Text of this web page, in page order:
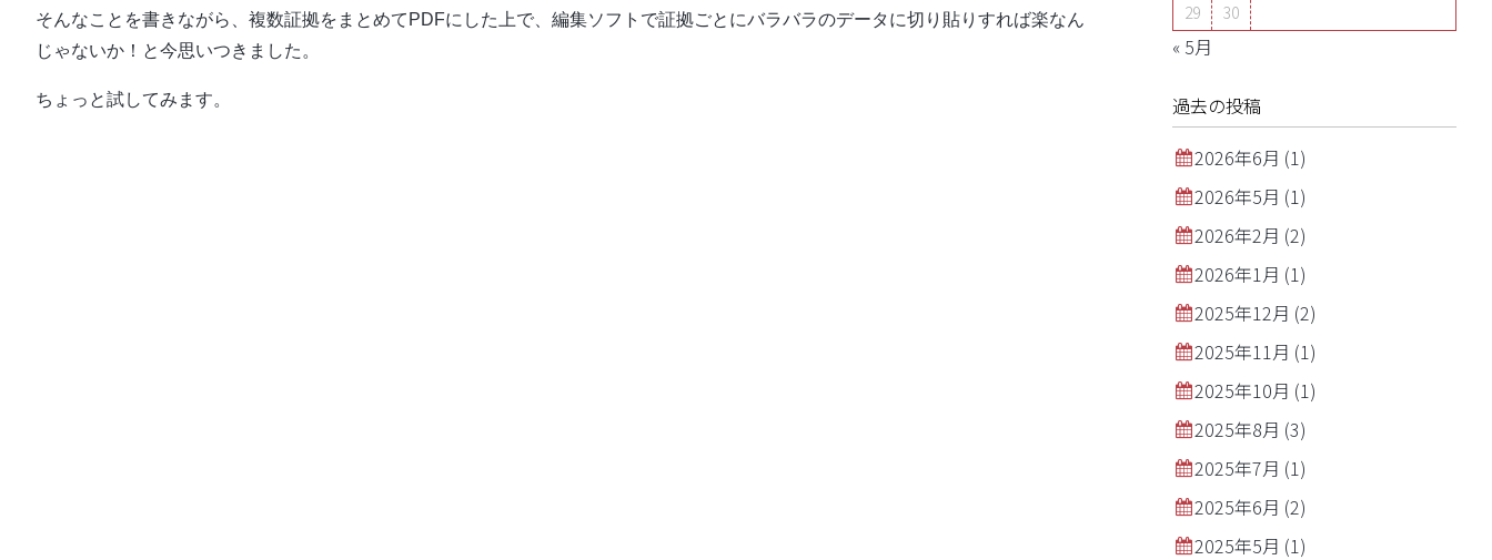
そんなことを書きながら、複数証拠をまとめてPDFにした上で、編集ソフトで証拠ごとにバラバラのデータに切り貼りすれば楽なん
じゃないか！と今思いつきました。
ちょっと試してみます。
29
30
« 5月
過去の投稿
2026年6月 (1)
2026年5月 (1)
2026年2月 (2)
2026年1月 (1)
2025年12月 (2)
2025年11月 (1)
2025年10月 (1)
2025年8月 (3)
2025年7月 (1)
2025年6月 (2)
2025年5月 (1)